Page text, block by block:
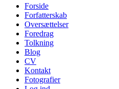
Forside
Forfatterskab
Oversættelser
Foredrag
Tolkning
Blog
CV
Kontakt
Fotografier